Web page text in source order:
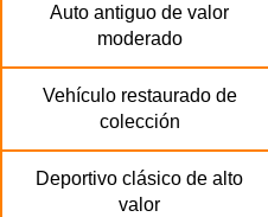
Auto antiguo de valor
moderado
Vehículo restaurado de
colección
Deportivo clásico de alto
valor